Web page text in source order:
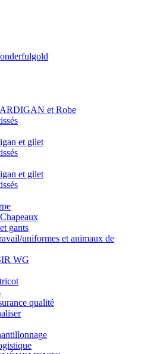
et Robe
et gilet
et gilet
gants
uniformes et animaux de
WG
qualité